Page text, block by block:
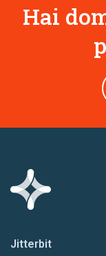
Hai
Jitterbit